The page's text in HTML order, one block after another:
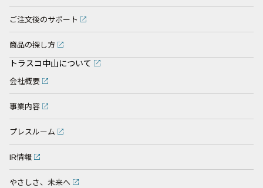
ご注文後のサポート
商品の探し方
トラスコ中山について
会社概要
事業内容
プレスルーム
IR情報
やさしさ、未来へ